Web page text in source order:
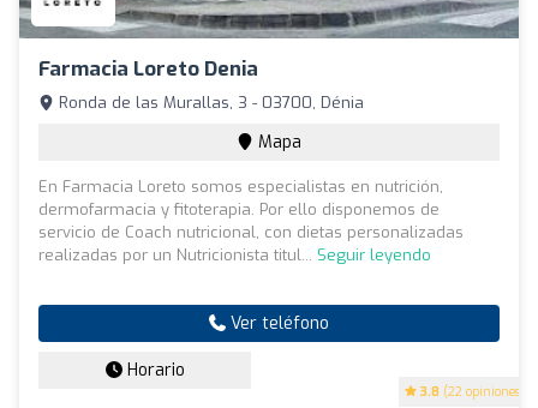
Farmacia Loreto Denia
3.8 (22 opiniones)
Ronda de las Murallas, 3 - 03700, Dénia
Mapa
En Farmacia Loreto somos especialistas en nutrición,
dermofarmacia y fitoterapia. Por ello disponemos de
servicio de Coach nutricional, con dietas personalizadas
realizadas por un Nutricionista titul... Seguir leyendo
Ver teléfono
Horario